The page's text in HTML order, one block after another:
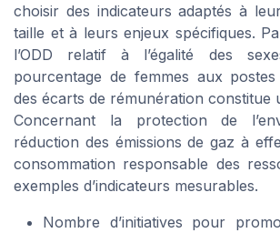
choisir des indicateurs adaptés à
taille et à leurs enjeux spécifiques.
l’ODD relatif à l’égalité des
pourcentage de femmes aux
des écarts de rémunération constitue
Concernant la protection de
réduction des émissions de gaz à
consommation responsable des
exemples d’indicateurs mesurables.
Nombre d’initiatives pour